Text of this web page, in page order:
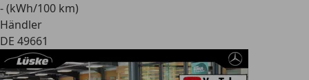
- (kWh/100 km)
Händler
DE 49661